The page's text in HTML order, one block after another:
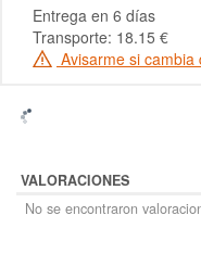
Entrega en 6 días
Transporte: 18.15 €
Avisarme si cambia
VALORACIONES
No se encontraron